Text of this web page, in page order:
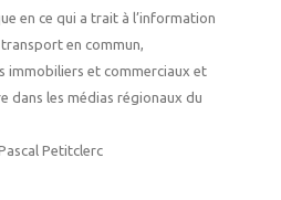
en ce qui a trait à l’information
transport en commun,
immobiliers et commerciaux et
dans les médias régionaux du
Petitclerc